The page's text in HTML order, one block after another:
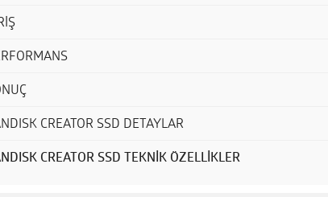
CREATOR SSD DETAYLAR
CREATOR SSD TEKNİK ÖZELLİKLER